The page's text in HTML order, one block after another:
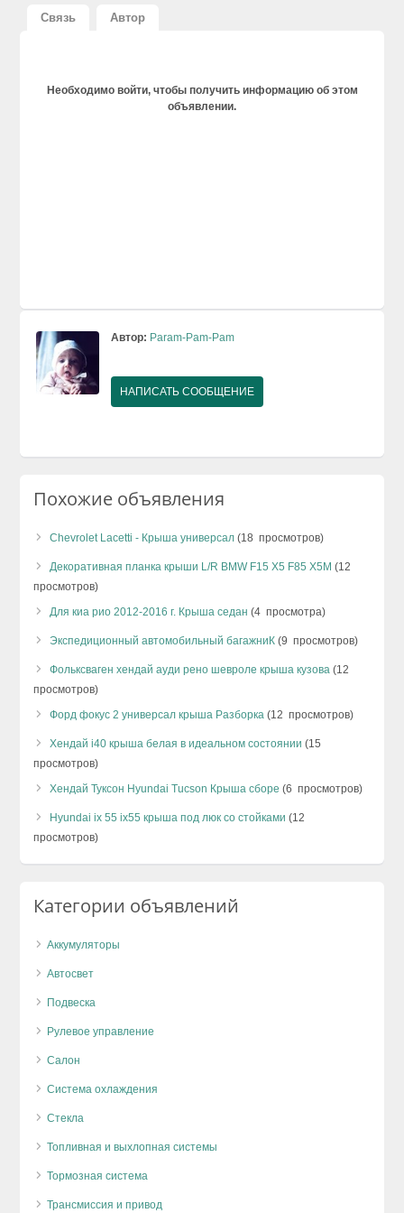
Связь Автор
Необходимо войти, чтобы получить информацию об этом
объявлении.
Автор: Param-Pam-Pam
НАПИСАТЬ СООБЩЕНИЕ
Похожие объявления
Chevrolet Lacetti - Крыша универсал (18 просмотров)
Декоративная планка крыши L/R BMW F15 X5 F85 X5M (12
просмотров)
Для киа рио 2012-2016 г. Крыша седан (4 просмотра)
Экспедиционный автомобильный багажниК (9 просмотров)
Фольксваген хендай ауди рено шевроле крыша кузова (12
просмотров)
Форд фокус 2 универсал крыша Разборка (12 просмотров)
Хендай i40 крыша белая в идеальном состоянии (15
просмотров)
Хендай Туксон Hyundai Tucson Крыша сборе (6 просмотров)
Hyundai ix 55 ix55 крыша под люк со стойками (12
просмотров)
Категории объявлений
Аккумуляторы
Автосвет
Подвеска
Рулевое управление
Салон
Система охлаждения
Стекла
Топливная и выхлопная системы
Тормозная система
Трансмиссия и привод